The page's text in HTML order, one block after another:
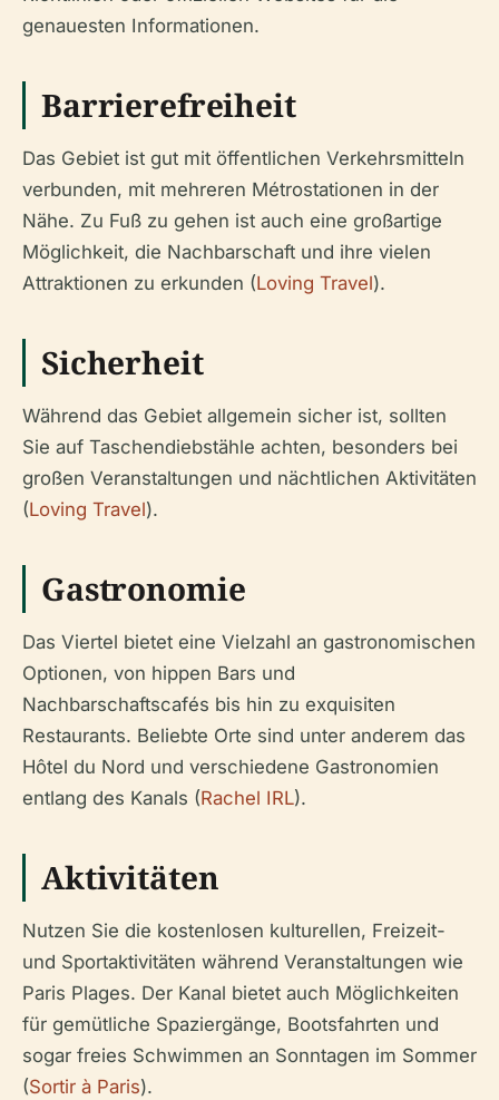
genauesten Informationen.
Barrierefreiheit
Das Gebiet ist gut mit öffentlichen Verkehrsmitteln
verbunden, mit mehreren Métrostationen in der
Nähe. Zu Fuß zu gehen ist auch eine großartige
Möglichkeit, die Nachbarschaft und ihre vielen
Attraktionen zu erkunden (Loving Travel).
Sicherheit
Während das Gebiet allgemein sicher ist, sollten
Sie auf Taschendiebstähle achten, besonders bei
großen Veranstaltungen und nächtlichen Aktivitäten
(Loving Travel).
Gastronomie
Das Viertel bietet eine Vielzahl an gastronomischen
Optionen, von hippen Bars und
Nachbarschaftscafés bis hin zu exquisiten
Restaurants. Beliebte Orte sind unter anderem das
Hôtel du Nord und verschiedene Gastronomien
entlang des Kanals (Rachel IRL).
Aktivitäten
Nutzen Sie die kostenlosen kulturellen, Freizeit-
und Sportaktivitäten während Veranstaltungen wie
Paris Plages. Der Kanal bietet auch Möglichkeiten
für gemütliche Spaziergänge, Bootsfahrten und
sogar freies Schwimmen an Sonntagen im Sommer
(Sortir à Paris).